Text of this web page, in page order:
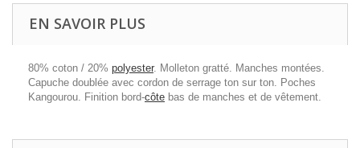
EN SAVOIR PLUS
80% coton / 20% polyester. Molleton gratté. Manches montées.
Capuche doublée avec cordon de serrage ton sur ton. Poches
Kangourou. Finition bord-côte bas de manches et de vêtement.